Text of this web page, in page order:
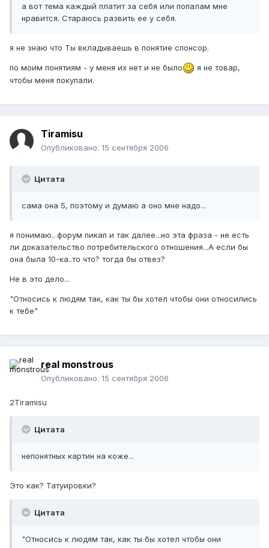
а вот тема каждый платит за себя или попалам мне
нравится. Стараюсь развить ее у себя.
я не знаю что Ты вкладываешь в понятие спонсор.
по моим понятиям - у меня их нет и не было
я не товар,
чтобы меня покупали.
Tiramisu
Опубликовано: 15 сентября 2006
Цитата
сама она 5, поэтому и думаю а оно мне надо...
я понимаю...форум пикап и так далее...но эта фраза - не есть
ли доказательство потребительского отношения...А если бы
она была 10-ка..то что? тогда бы отвез?
Не в это дело...
"Относись к людям так, как ты бы хотел чтобы они относились
к тебе"
real monstrous
Опубликовано: 15 сентября 2006
2Tiramisu
Цитата
непонятных картин на коже...
Это как? Татуировки?
Цитата
"Относись к людям так, как ты бы хотел чтобы они